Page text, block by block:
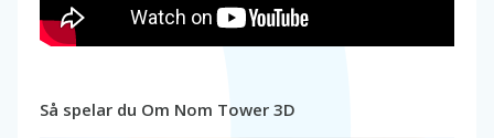
Så spelar du Om Nom Tower 3D